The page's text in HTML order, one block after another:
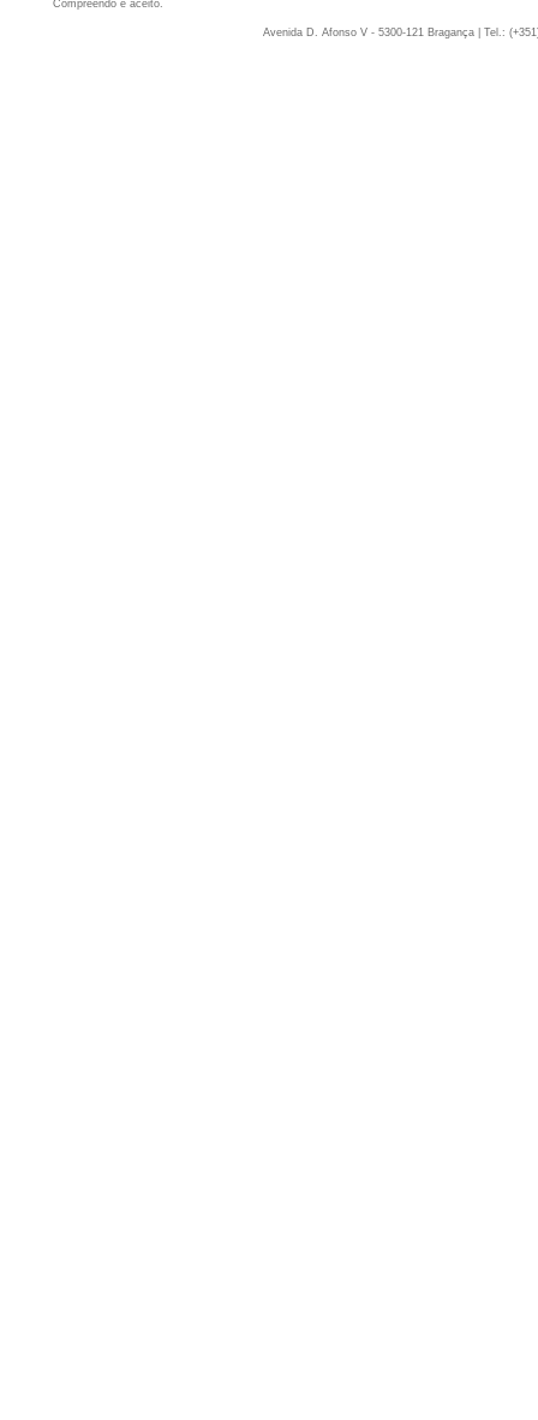
Compreendo e aceito.
Avenida D. Afonso V - 5300-121 Bragança | Tel.: